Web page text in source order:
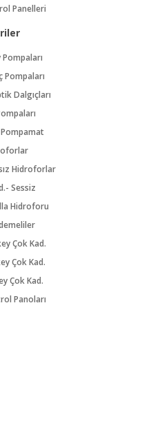
Panelleri
Pompaları
Dalgıçları
Hidroforlar
Sessiz
Hidroforu
Çok Kad.
Çok Kad.
Çok Kad.
Panoları